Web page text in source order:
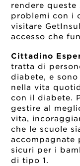
rendere
problemi con i
visitare
accesso che
Cittadino
tratta di
diabete, e
nella vita
con il diabete.
gestire al
vita,
che le scuole
accompagnate
sicuri per i
di tipo 1.